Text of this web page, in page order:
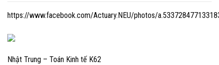
https://www.facebook.com/Actuary.NEU/photos/
Nhật Trung – Toán Kinh tế K62